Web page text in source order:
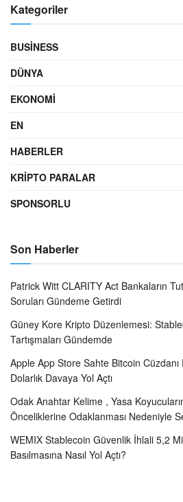
Kategoriler
BUSINESS
DÜNYA
EKONOMI
EN
HABERLER
KRIPTO PARALAR
SPONSORLU
Son Haberler
Patrick Witt CLARITY Act Bankaların
Soruları Gündeme Getirdi
Güney Kore Kripto Düzenlemesi:
Tartışmaları Gündemde
Apple App Store Sahte Bitcoin Cüzdanı
Dolarlık Davaya Yol Açtı
Odak Anahtar Kelime , Yasa
Önceliklerine Odaklanması Nedeniyle
WEMIX Stablecoin Güvenlik İhlali 5,2
Basılmasına Nasıl Yol Açtı?